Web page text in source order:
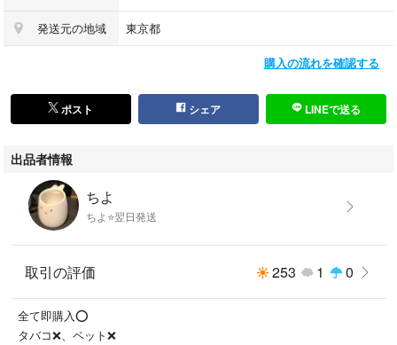
発送元の地域 東京都
購入の流れを確認する
ポスト シェア LINEで送る
出品者情報
ちよ
ちよ⭐️翌日発送
取引の評価 253 1 0
全て即購入⭕️
タバコ❌、ペット❌